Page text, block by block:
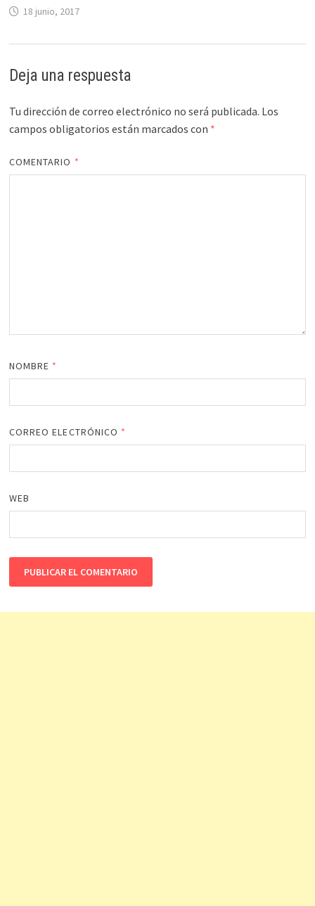
18 junio, 2017
Deja una respuesta
Tu dirección de correo electrónico no será publicada. Los
campos obligatorios están marcados con *
COMENTARIO *
NOMBRE *
CORREO ELECTRÓNICO *
WEB